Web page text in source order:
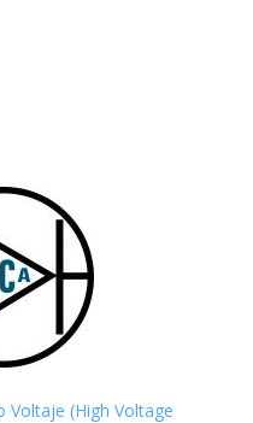
Voltaje (High Voltage